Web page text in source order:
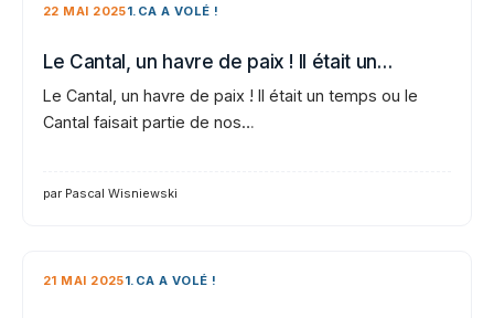
22 MAI 20251.CA A VOLÉ !
Le Cantal, un havre de paix ! Il était un…
Le Cantal, un havre de paix ! Il était un temps ou le
Cantal faisait partie de nos…
par Pascal Wisniewski
21 MAI 20251.CA A VOLÉ !